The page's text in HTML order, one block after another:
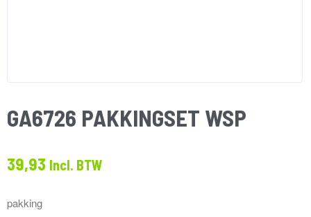
GA6726 PAKKINGSET WSP
39,93 Incl. BTW
pakking